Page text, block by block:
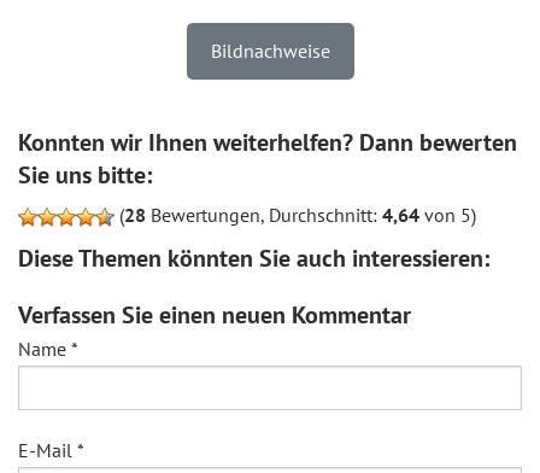
Bildnachweise
Konnten wir Ihnen weiterhelfen? Dann bewerten
Sie uns bitte:
(28 Bewertungen, Durchschnitt: 4,64 von 5)
Diese Themen könnten Sie auch interessieren:
Verfassen Sie einen neuen Kommentar
Name *
E-Mail *